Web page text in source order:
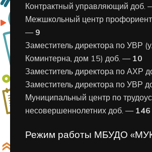
Контрактный управляющий доб.
Межшкольный центр
— 9
Заместитель директора по УВР
Коминтерна, дом 15) доб. — 10
Заместитель директора по АХР
Заместитель директора по УВР
Муниципальный центр по
несовершеннолетних доб. — 146
Режим работы МБУДО